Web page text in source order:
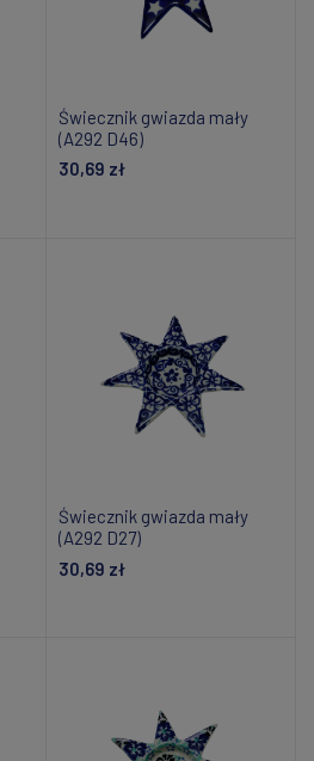
Świecznik gwiazda mały
(A292 D46)
30,69 zł
Świecznik gwiazda mały
(A292 D27)
30,69 zł